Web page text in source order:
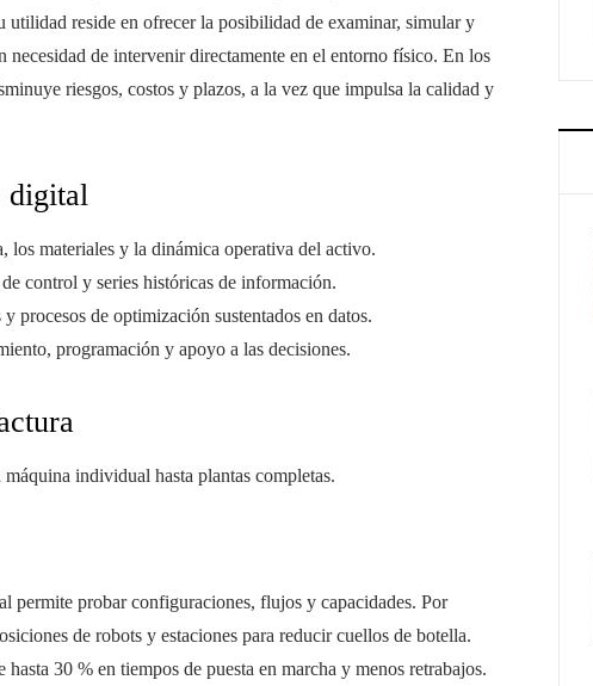
reside en ofrecer la posibilidad de examinar, simular y
de intervenir directamente en el entorno físico. En los
riesgos, costos y plazos, a la vez que impulsa la calidad y
digital
los materiales y la dinámica operativa del activo.
control y series históricas de información.
procesos de optimización sustentados en datos.
programación y apoyo a las decisiones.
individual hasta plantas completas.
permite probar configuraciones, flujos y capacidades. Por
de robots y estaciones para reducir cuellos de botella.
30 % en tiempos de puesta en marcha y menos retrabajos.